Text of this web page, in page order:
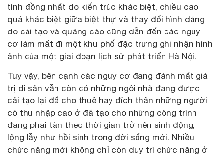
tính đồng nhất do kiến trúc khác biệt, chiều cao
quá khác biệt giữa biệt thự và thay đổi hình dáng
do cải tạo và quảng cáo cũng dẫn đến các nguy
cơ làm mất đi một khu phố đặc trưng ghi nhận hình
ảnh của một giai đoạn lịch sử phát triển Hà Nội.
Tuy vậy, bên cạnh các nguy cơ đang đánh mất giá
trị di sản vẫn còn có những ngôi nhà đang được
cải tạo lại để cho thuê hay đích thân những người
có thu nhập cao ở đã tạo cho những công trình
đang phai tàn theo thời gian trở nên sinh động,
lộng lẫy như hồi sinh trong đời sống mới. Nhiều
chức năng mới không chỉ còn duy trì chức năng ở